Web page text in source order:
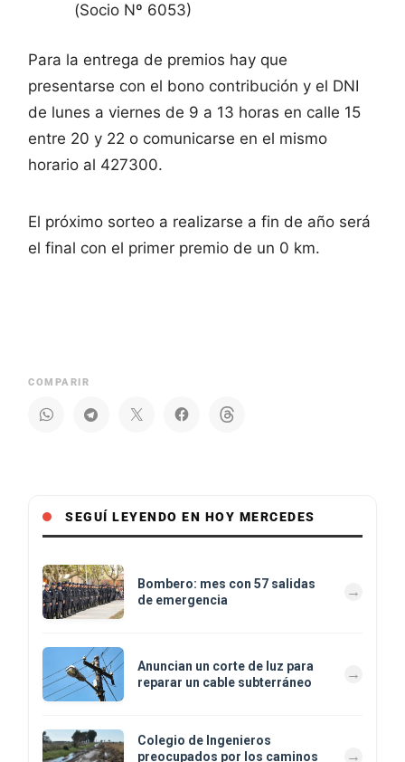
(Socio Nº 6053)
Para la entrega de premios hay que
presentarse con el bono contribución y el DNI
de lunes a viernes de 9 a 13 horas en calle 15
entre 20 y 22 o comunicarse en el mismo
horario al 427300.
El próximo sorteo a realizarse a fin de año será
el final con el primer premio de un 0 km.
COMPARIR
SEGUÍ LEYENDO EN HOY MERCEDES
Bombero: mes con 57 salidas
de emergencia
Anuncian un corte de luz para
reparar un cable subterráneo
Colegio de Ingenieros
preocupados por los caminos